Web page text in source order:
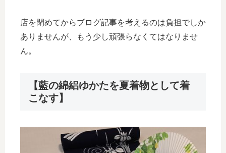
店を閉めてからブログ記事を考えるのは負担でしか
ありませんが、もう少し頑張らなくてはなりませ
ん。
【藍の綿絽ゆかたを夏着物として着
こなす】